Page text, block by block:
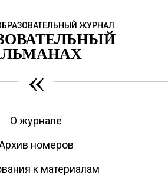
ЖУРНАЛ
«
О журнале
номеров
к материалам